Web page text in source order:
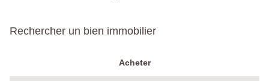
Rechercher un bien immobilier
Acheter